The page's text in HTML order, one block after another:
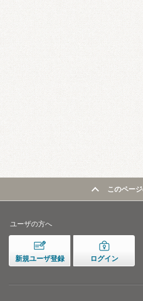
このペー
ユーザの方へ
新規ユーザ登録 ログイン